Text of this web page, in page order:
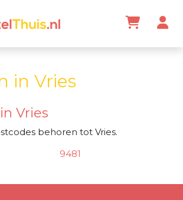
in Vries
Vries
behoren tot Vries.
9481